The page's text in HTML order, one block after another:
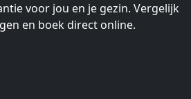
voor jou en je gezin. Vergelijk
en boek direct online.